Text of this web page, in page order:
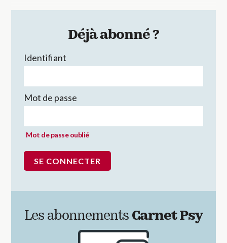
Déjà abonné ?
Identifiant
Mot de passe
Mot de passe oublié
Les abonnements Carnet Psy